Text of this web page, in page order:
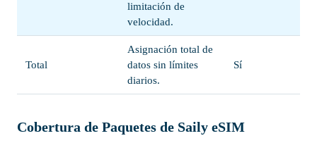
limitación de
velocidad.
Total
Asignación total de
datos sin límites
diarios.
Sí
Cobertura de Paquetes de Saily eSIM